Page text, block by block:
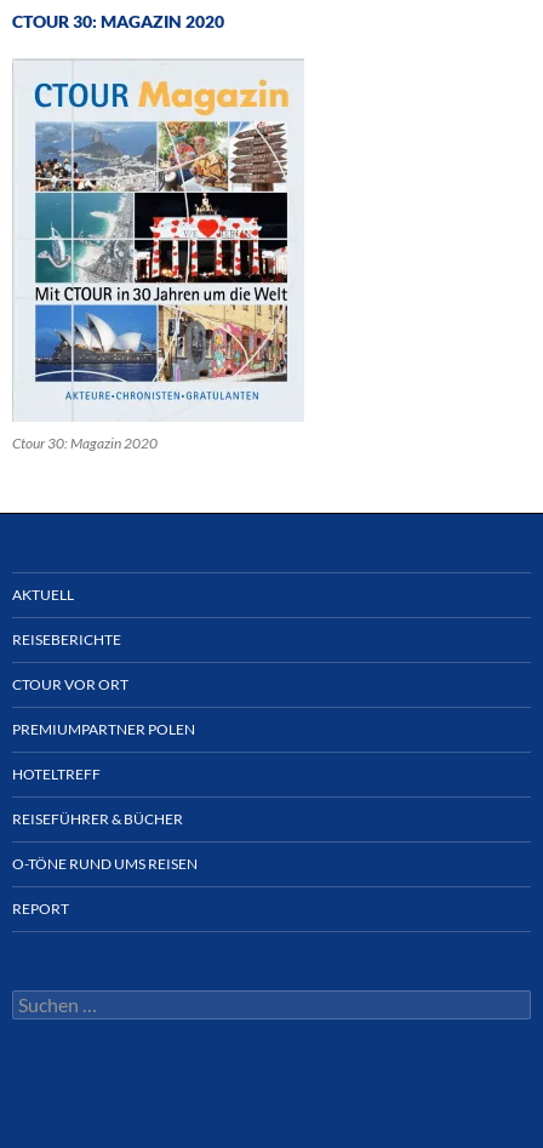
CTOUR 30: MAGAZIN 2020
Ctour 30: Magazin 2020
AKTUELL
REISEBERICHTE
CTOUR VOR ORT
PREMIUMPARTNER POLEN
HOTELTREFF
REISEFÜHRER & BÜCHER
O-TÖNE RUND UMS REISEN
REPORT
Suchen
nach: